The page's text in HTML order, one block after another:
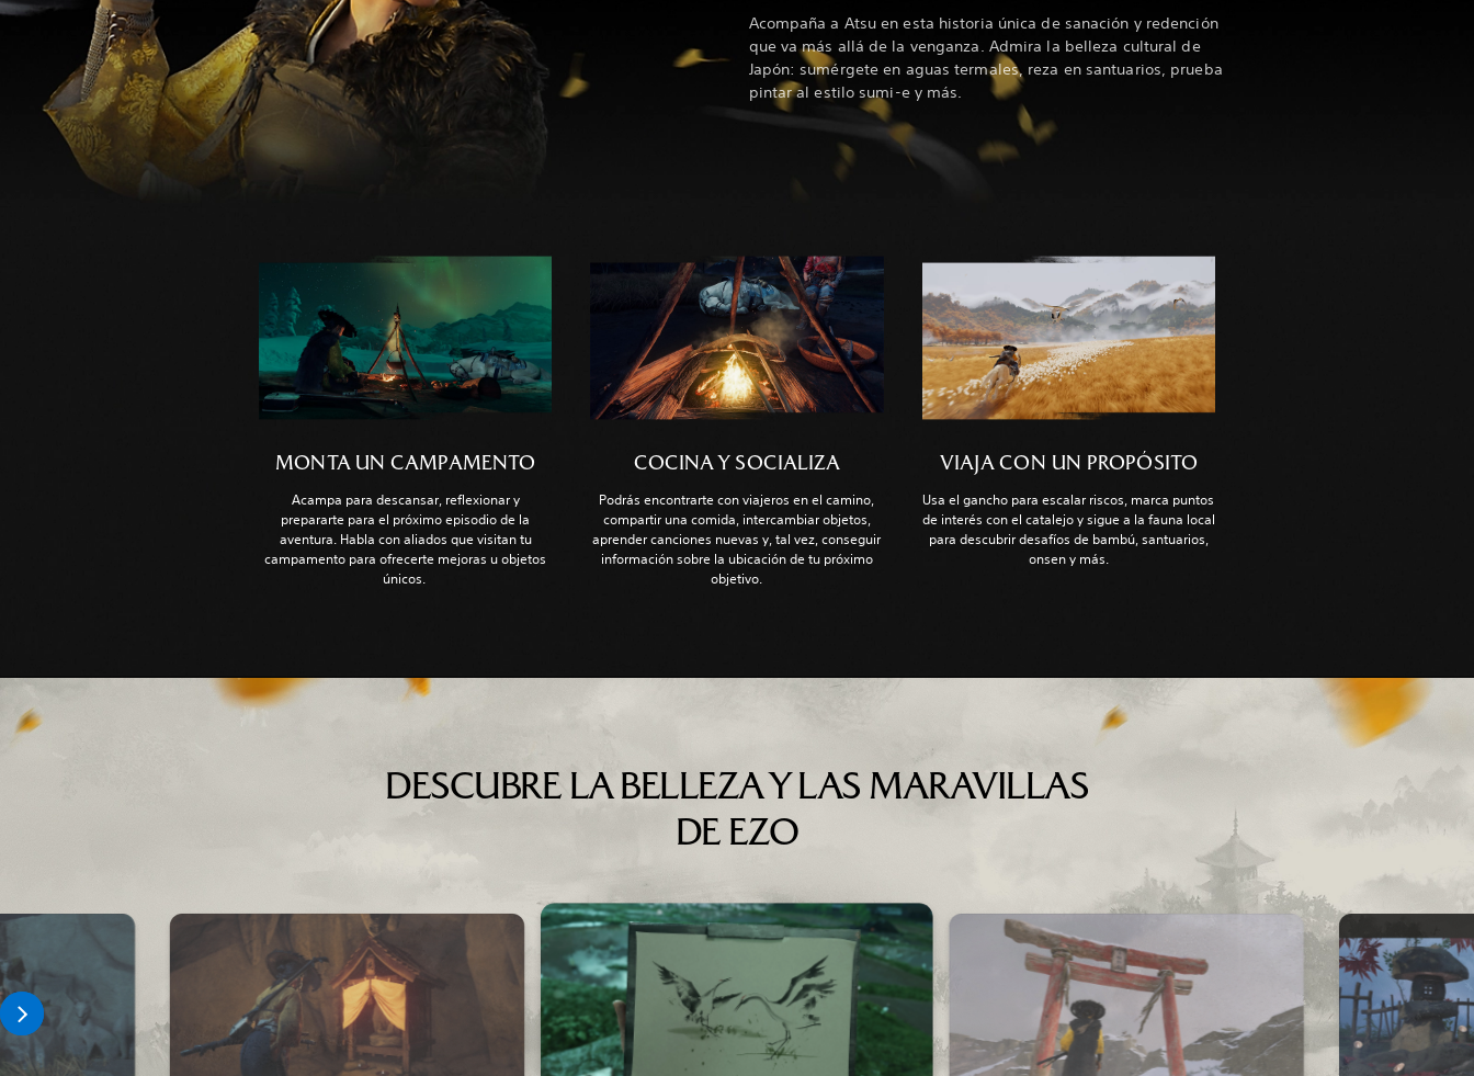
Acompaña a Atsu en esta historia única de sanación y redención
que va más allá de la venganza. Admira la belleza cultural de
Japón: sumérgete en aguas termales, reza en santuarios, prueba
pintar al estilo sumi-e y más.
MONTA UN CAMPAMENTO
Acampa para descansar, reflexionar y
prepararte para el próximo episodio de la
aventura. Habla con aliados que visitan tu
campamento para ofrecerte mejoras u objetos
únicos.
COCINA Y SOCIALIZA
Podrás encontrarte con viajeros en el camino,
compartir una comida, intercambiar objetos,
aprender canciones nuevas y, tal vez, conseguir
información sobre la ubicación de tu próximo
objetivo.
VIAJA CON UN PROPÓSITO
Usa el gancho para escalar riscos, marca puntos
de interés con el catalejo y sigue a la fauna local
para descubrir desafíos de bambú, santuarios,
onsen y más.
DESCUBRE LA BELLEZA Y LAS MARAVILLAS
DE EZO